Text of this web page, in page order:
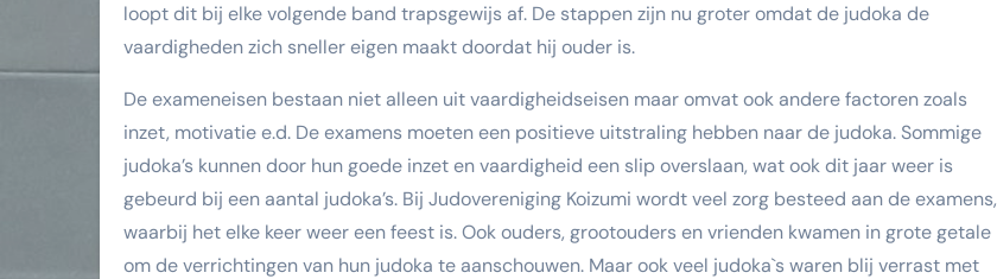
loopt dit bij elke volgende band trapsgewijs af. De stappen zijn nu groter omdat de judoka de
vaardigheden zich sneller eigen maakt doordat hij ouder is.
De exameneisen bestaan niet alleen uit vaardigheidseisen maar omvat ook andere factoren zoals
inzet, motivatie e.d. De examens moeten een positieve uitstraling hebben naar de judoka. Sommige
judoka’s kunnen door hun goede inzet en vaardigheid een slip overslaan, wat ook dit jaar weer is
gebeurd bij een aantal judoka’s. Bij Judovereniging Koizumi wordt veel zorg besteed aan de examens,
waarbij het elke keer weer een feest is. Ook ouders, grootouders en vrienden kwamen in grote getale
om de verrichtingen van hun judoka te aanschouwen. Maar ook veel judoka`s waren blij verrast met